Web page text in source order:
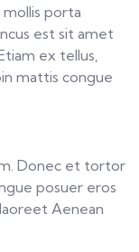
mollis porta
est sit amet
ex tellus,
mattis congue
Donec et tortor
posuer eros
Aenean